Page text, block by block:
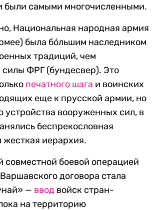
были самыми многочисленными.
Национальная народная армия
была бо́льшим наследником
традиций, чем
ФРГ (бундесвер). Это
печатного шага и воинских
еще к прусской армии, но
устройства вооруженных сил, в
беспрекословная
иерархия.
совместной боевой операцией
договора стала
— ввод войск стран-
на территорию